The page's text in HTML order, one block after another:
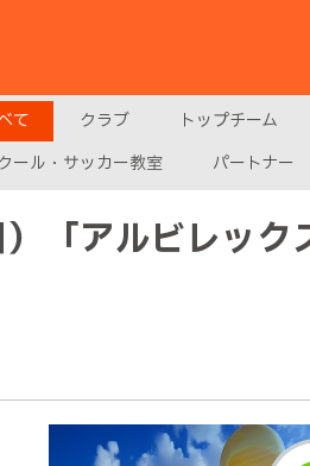
て クラブ トップチーム
ール・サッカー教室
パートナー
「アルビレッ